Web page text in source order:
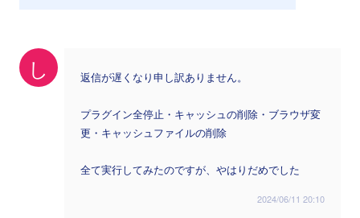
し 返信が遅くなり申し訳ありません。
プラグイン全停止・キャッシュの削除・ブラウザ変
更・キャッシュファイルの削除
全て実行してみたのですが、やはりだめでした
2024/06/11 20:10